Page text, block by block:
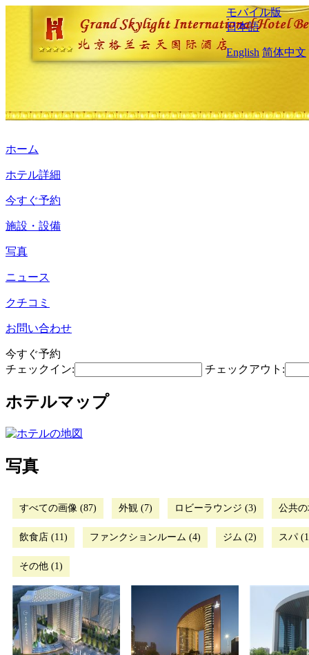
モバイル版
日本語
English 简体中文
ホーム
ホテル詳細
今すぐ予約
施設・設備
写真
ニュース
クチコミ
お問い合わせ
今すぐ予約
チェックイン:
チェックアウト:
ホテルマップ
写真
すべての画像 (87) 外観 (7) ロビーラウンジ (3) 公共
飲食店 (11) ファンクションルーム (4) ジム (2) スパ
その他 (1)